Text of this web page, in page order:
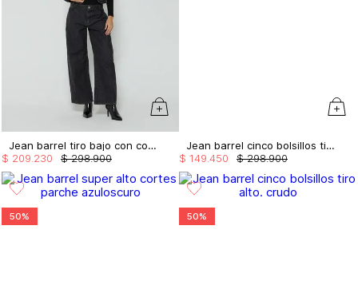
Jean barrel tiro bajo con cortes
$ 298.900
$ 209.230
Jean barrel cinco bolsillos tiro alto.
$ 298.900
$ 149.450
50% 50%